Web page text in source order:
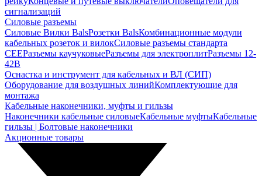
сигнализаций
Силовые разъемы
Силовые Вилки BalsРозетки BalsКомбинационные модули
кабельных розеток и вилокСиловые разъемы стандарта
CEEРазъемы каучуковыеРазъемы для электроплитРазъемы 12-
42В
Оснастка и инструмент для кабельных и ВЛ (СИП)
Оборудование для воздушных линийКомплектующие для
монтажа
Кабельные наконечники, муфты и гильзы
Наконечники кабельные силовыеКабельные муфтыКабельные
гильзы | Болтовые наконечники
Акционные товары